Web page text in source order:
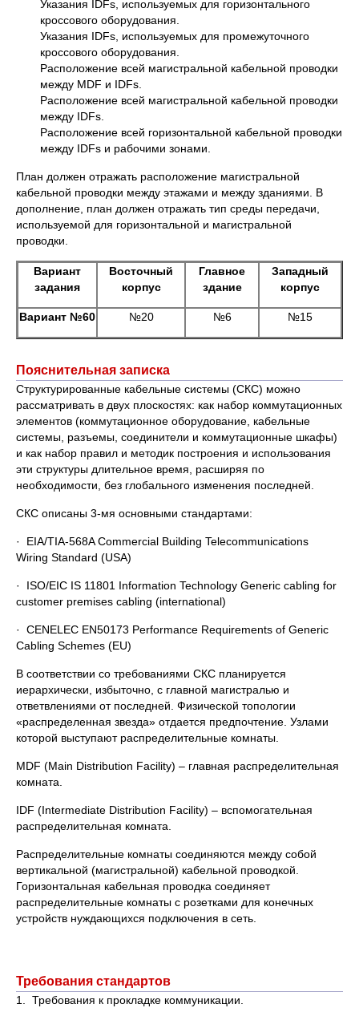
Указания IDFs, используемых для горизонтального
кроссового оборудования.
Указания IDFs, используемых для промежуточного
кроссового оборудования.
Расположение всей магистральной кабельной проводки
между MDF и IDFs.
Расположение всей магистральной кабельной проводки
между IDFs.
Расположение всей горизонтальной кабельной проводки
между IDFs и рабочими зонами.
План должен отражать расположение магистральной
кабельной проводки между этажами и между зданиями. В
дополнение, план должен отражать тип среды передачи,
используемой для горизонтальной и магистральной
проводки.
Вариант
задания
Восточный
корпус
Главное
здание
Западный
корпус
Вариант №60 №20 №6 №15
Пояснительная записка
Структурированные кабельные системы (СКС) можно
рассматривать в двух плоскостях: как набор коммутационных
элементов (коммутационное оборудование, кабельные
системы, разъемы, соединители и коммутационные шкафы)
и как набор правил и методик построения и использования
эти структуры длительное время, расширяя по
необходимости, без глобального изменения последней.
СКС описаны 3-мя основными стандартами:
· EIA/TIA-568A Commercial Building Telecommunications
Wiring Standard (USA)
· ISO/EIC IS 11801 Information Technology Generic cabling for
customer premises cabling (international)
· CENELEC EN50173 Performance Requirements of Generic
Cabling Schemes (EU)
В соответствии со требованиями СКС планируется
иерархически, избыточно, с главной магистралью и
ответвлениями от последней. Физической топологии
«распределенная звезда» отдается предпочтение. Узлами
которой выступают распределительные комнаты.
MDF (Main Distribution Facility) – главная распределительная
комната.
IDF (Intermediate Distribution Facility) – вспомогательная
распределительная комната.
Распределительные комнаты соединяются между собой
вертикальной (магистральной) кабельной проводкой.
Горизонтальная кабельная проводка соединяет
распределительные комнаты с розетками для конечных
устройств нуждающихся подключения в сеть.
Требования стандартов
1. Требования к прокладке коммуникации.